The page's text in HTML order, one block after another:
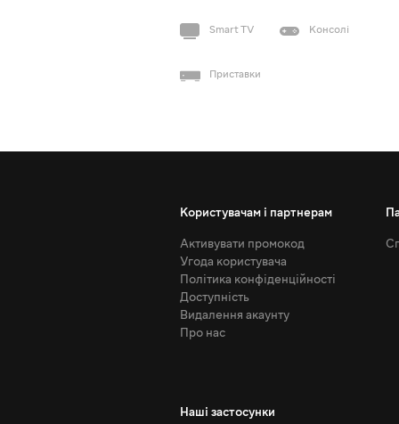
Smart TV Консолі
Приставки
Користувачам і партнерам
Активувати промокод
Угода користувача
Політика конфіденційності
Доступність
Видалення акаунту
Про нас
Наші застосунки